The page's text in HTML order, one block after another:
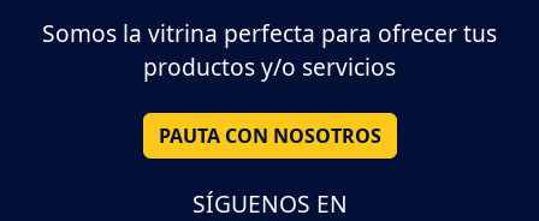
Somos la vitrina perfecta para ofrecer tus
productos y/o servicios
PAUTA CON NOSOTROS
SÍGUENOS EN